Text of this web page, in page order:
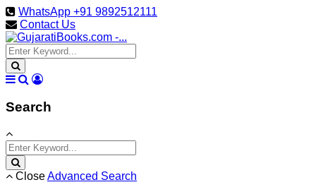
WhatsApp +91 9892512111
Contact Us
Search
CloseAdvanced Search